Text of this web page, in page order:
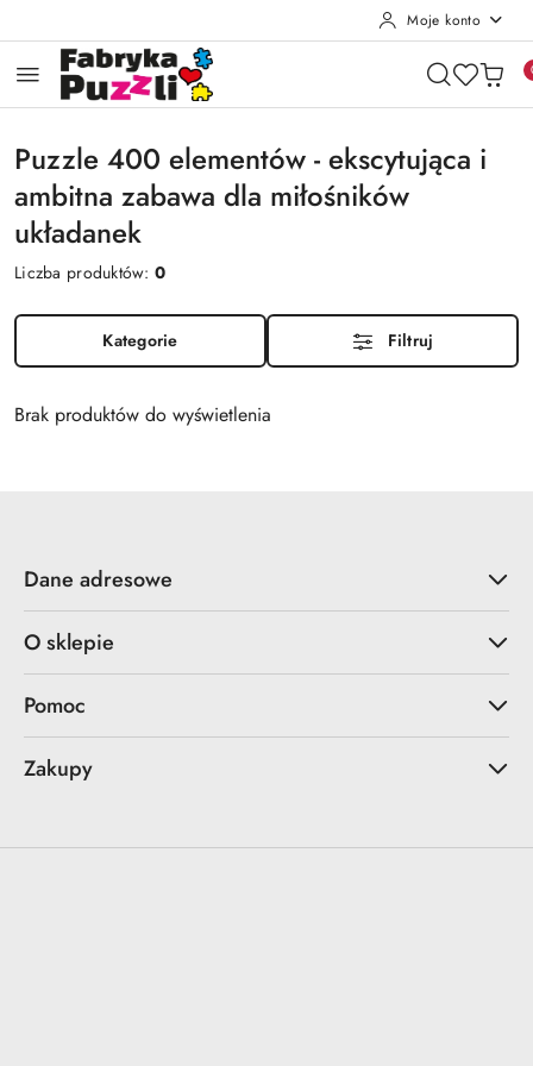
Moje konto
Puzzle 400 elementów - ekscytująca i
ambitna zabawa dla miłośników
układanek
Liczba produktów:0
Kategorie Filtruj
Brak produktów do wyświetlenia
Dane adresowe
O sklepie
Pomoc
Zakupy